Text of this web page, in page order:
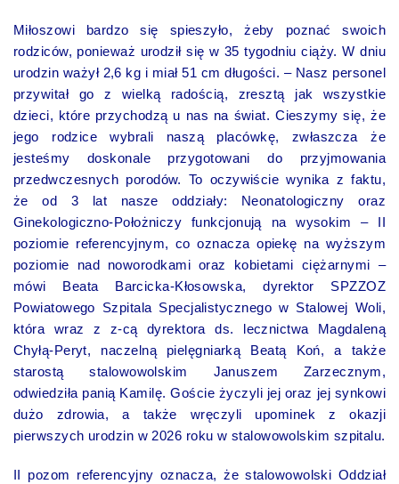
Miłoszowi bardzo się spieszyło, żeby poznać swoich
rodziców, ponieważ urodził się w 35 tygodniu ciąży. W dniu
urodzin ważył 2,6 kg i miał 51 cm długości. – Nasz personel
przywitał go z wielką radością, zresztą jak wszystkie
dzieci, które przychodzą u nas na świat. Cieszymy się, że
jego rodzice wybrali naszą placówkę, zwłaszcza że
jesteśmy doskonale przygotowani do przyjmowania
przedwczesnych porodów. To oczywiście wynika z faktu,
że od 3 lat nasze oddziały: Neonatologiczny oraz
Ginekologiczno-Położniczy funkcjonują na wysokim – II
poziomie referencyjnym, co oznacza opiekę na wyższym
poziomie nad noworodkami oraz kobietami ciężarnymi –
mówi Beata Barcicka-Kłosowska, dyrektor SPZZOZ
Powiatowego Szpitala Specjalistycznego w Stalowej Woli,
która wraz z z-cą dyrektora ds. lecznictwa Magdaleną
Chyłą-Peryt, naczelną pielęgniarką Beatą Koń, a także
starostą stalowowolskim Januszem Zarzecznym,
odwiedziła panią Kamilę. Goście życzyli jej oraz jej synkowi
dużo zdrowia, a także wręczyli upominek z okazji
pierwszych urodzin w 2026 roku w stalowowolskim szpitalu.
II pozom referencyjny oznacza, że stalowowolski Oddział